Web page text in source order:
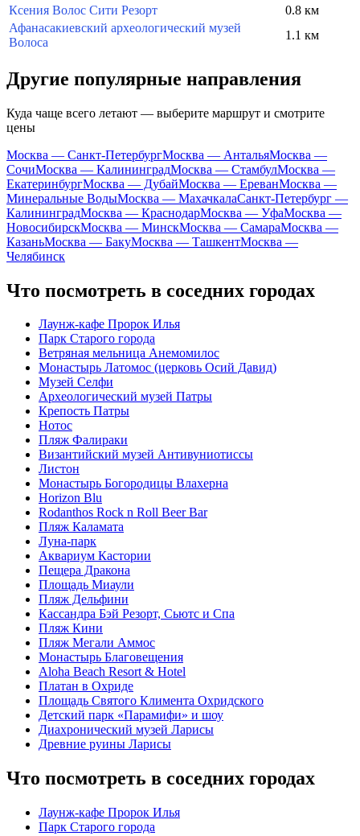
Ксения Волос Сити Резорт
0.8 км
Афанасакиевский археологический музей
Волоса
1.1 км
Другие популярные направления
Куда чаще всего летают — выберите маршрут и смотрите
цены
Москва — Санкт-ПетербургМосква — АнтальяМосква —
СочиМосква — КалининградМосква — СтамбулМосква —
ЕкатеринбургМосква — ДубайМосква — ЕреванМосква —
Минеральные ВодыМосква — МахачкалаСанкт-Петербург —
КалининградМосква — КраснодарМосква — УфаМосква —
НовосибирскМосква — МинскМосква — СамараМосква —
КазаньМосква — БакуМосква — ТашкентМосква —
Челябинск
Что посмотреть в соседних городах
Лаунж-кафе Пророк Илья
Парк Старого города
Ветряная мельница Анемомилос
Монастырь Латомос (церковь Осий Давид)
Музей Селфи
Археологический музей Патры
Крепость Патры
Нотос
Пляж Фалираки
Византийский музей Антивуниотиссы
Листон
Монастырь Богородицы Влахерна
Horizon Blu
Rodanthos Rock n Roll Beer Bar
Пляж Каламата
Луна-парк
Аквариум Кастории
Пещера Дракона
Площадь Миаули
Пляж Дельфини
Кассандра Бэй Резорт, Сьютс и Спа
Пляж Кини
Пляж Мегали Аммос
Монастырь Благовещения
Aloha Beach Resort & Hotel
Платан в Охриде
Площадь Святого Климента Охридского
Детский парк «Парамифи» и шоу
Диахронический музей Ларисы
Древние руины Ларисы
Что посмотреть в соседних городах
Лаунж-кафе Пророк Илья
Парк Старого города